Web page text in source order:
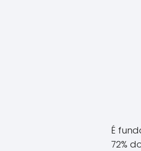
É
72%